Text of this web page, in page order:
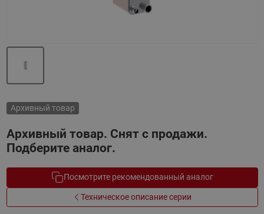
Архивный товар
Архивный товар. Снят с продажи.
Подберите аналог.
Посмотрите рекомендованный аналог
Техническое описание серии